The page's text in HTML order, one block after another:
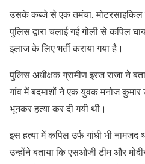
उसके कब्जे से एक तमंचा, मोटरसाइकिल
पुलिस द्वारा चलाई गई गोली से कपिल
इलाज के लिए भर्ती कराया गया है।
पुलिस अधीक्षक ग्रामीण इरज राजा ने
गांव में बदमाशों ने एक युवक मनोज
भूनकर हत्या कर दी गयी थी।
इस हत्या में कपिल उर्फ गांधी भी
उन्होंने बताया कि एसओजी टीम और